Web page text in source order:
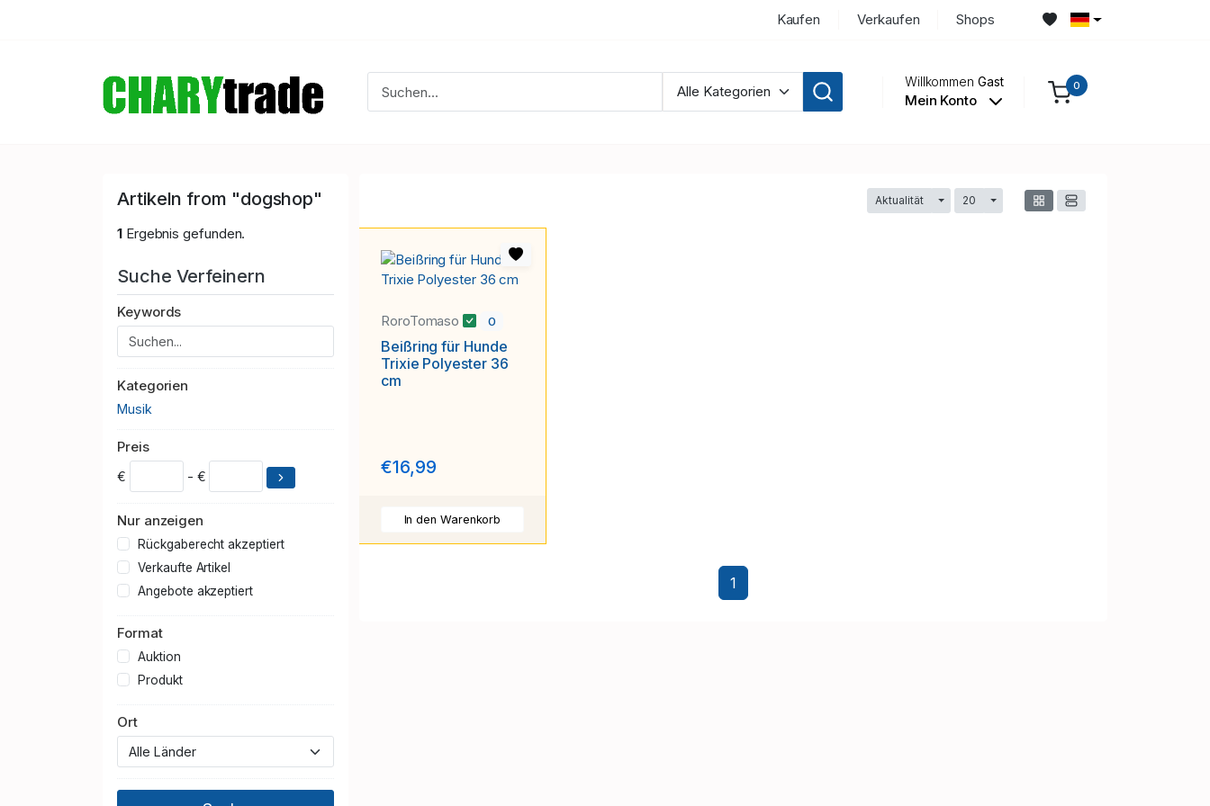
Kaufen Verkaufen Shops
Willkommen Gast
Mein Konto
0
Artikeln from "dogshop"
1Ergebnis gefunden.
Suche Verfeinern
Keywords
Kategorien
Musik
Preis
€ - €
Nur anzeigen
Rückgaberecht akzeptiert
Verkaufte Artikel
Angebote akzeptiert
Format
Auktion
Produkt
Ort
Aktualität Dropdown umschalten
20 Dropdown umschalten
RoroTomaso 0
Beißring für Hunde
Trixie Polyester 36
cm
€16,99
In den Warenkorb
1